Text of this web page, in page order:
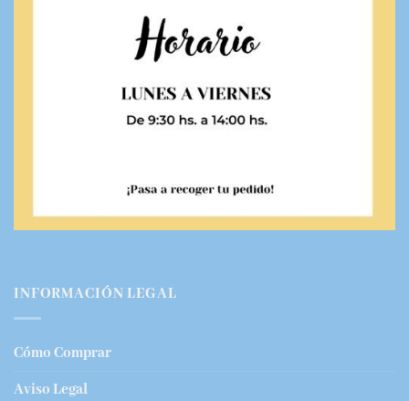
INFORMACIÓN LEGAL
Cómo Comprar
Aviso Legal